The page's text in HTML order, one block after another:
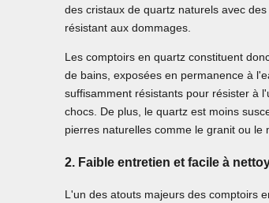
des cristaux de quartz naturels avec
résistant aux dommages.
Les comptoirs en quartz constituent
de bains, exposées en permanence à
suffisamment résistants pour résister à
chocs. De plus, le quartz est moins
pierres naturelles comme le granit ou le
2. Faible entretien et facile à
L'un des atouts majeurs des comptoirs